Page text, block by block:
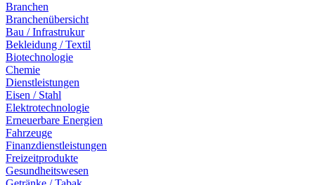
Branchen
Branchenübersicht
Bau / Infrastrukur
Bekleidung / Textil
Biotechnologie
Chemie
Dienstleistungen
Eisen / Stahl
Elektrotechnologie
Erneuerbare Energien
Fahrzeuge
Finanzdienstleistungen
Freizeitprodukte
Gesundheitswesen